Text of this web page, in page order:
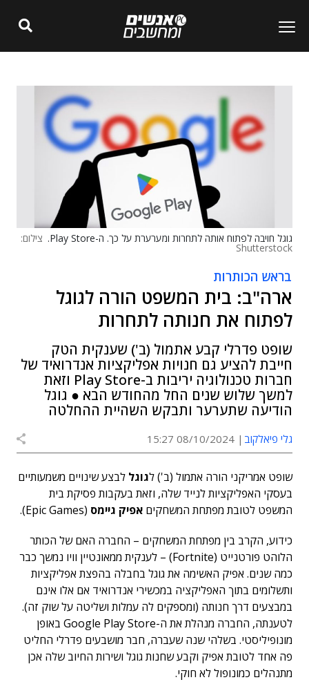
גוגל חויבה לפתוח אותה לתחרות ומערערת על כך. ה-Play Store. צילום:
Shutterstock
בראש הכותרות
ארה"ב: בית המשפט הורה לגוגל
לפתוח את חנותה לתחרות
שופט פדרלי קבע אתמול (ב') שענקית הטק
חייבת להציע גם חנויות אפליקציות אנדרואיד של
חברות טכנולוגיה יריבות ב-Play Store וזאת
למשך שלוש שנים החל מהחודש הבא ● גוגל
הודיעה שתערער ותבקש השהיית ההחלטה
גלי פיאלקוב 08/10/2024 15:27
שופט אמריקני הורה אתמול (ב') לגוגל לבצע שינויים משמעותיים
בעסקי האפליקציות לנייד שלה, וזאת בעקבות פסיקת בית
המשפט לטובת מפתחת המשחקים אפיק גיימס (Epic Games).
כידוע, הקרב בין מפתחת המשחקים – החברה האם של הכותר
הלוהט פורטנייט (Fortnite) – לענקית ממאונטיין וויו נמשך כבר
כמה שנים. אפיק האשימה את גוגל בחבלה בהפצת אפליקציות
ותשלומים בתוך האפליקציה במכשירי אנדרואיד אם אלו אינם
במבצעים דרך חנותה (ומספקים לה עמלות ושליטה על שוק זה).
לטענתה, החברה מנהלת את ה-Google Play Store באופן
מונופיליסטי. בשלהי שנה שעברה, חבר מושבעים פדרלי החליט
פה אחד לטובת אפיק וקבע שחנות גוגל ושירות החיוב שלה אכן
מתנהלים כמונופול לא חוקי.